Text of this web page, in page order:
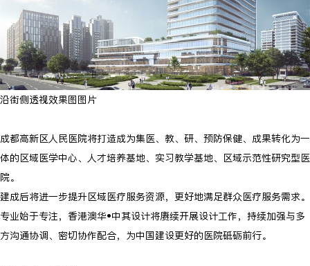
沿街侧透视效果图图片
成都高新区人民医院将打造成为集医、教、研、预防保健、成果转化为一
体的区域医学中心、人才培养基地、实习教学基地、区域示范性研究型医
院。
建成后将进一步提升区域医疗服务资源，更好地满足群众医疗服务需求。
专业始于专注，香港澳华•中其设计将赓续开展设计工作，持续加强与多
方沟通协调、密切协作配合，为中国建设更好的医院砥砺前行。